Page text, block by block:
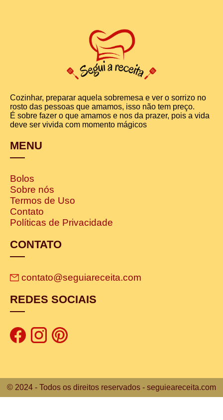
Cozinhar, preparar aquela sobremesa e ver o sorrizo no
rosto das pessoas que amamos, isso não tem preço.
É sobre fazer o que amamos e nos da prazer, pois a vida
deve ser vivida com momento mágicos
MENU
Bolos
Sobre nós
Termos de Uso
Contato
Políticas de Privacidade
CONTATO
contato@seguiareceita.com
REDES SOCIAIS
© 2024 - Todos os direitos reservados - seguieareceita.com